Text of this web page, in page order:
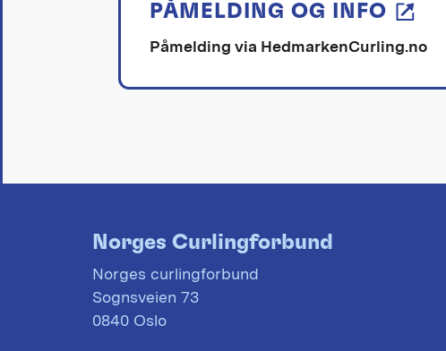
PÅMELDING OG INFO
Påmelding via HedmarkenCurling.no
Norges Curlingforbund
Norges curlingforbund
Sognsveien 73
0840 Oslo